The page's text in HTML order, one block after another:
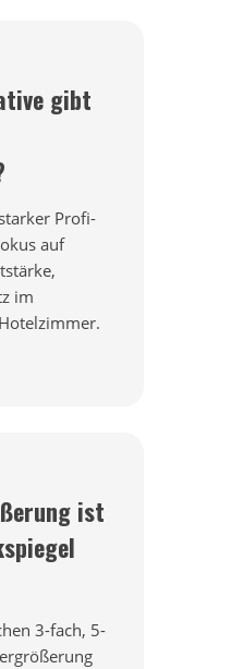
gibt
Profi-
auf
im
ist
3-fach, 5-